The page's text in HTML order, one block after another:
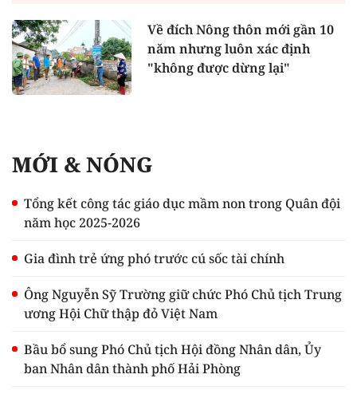
Về đích Nông thôn mới gần 10
năm nhưng luôn xác định
"không được dừng lại"
MỚI & NÓNG
Tổng kết công tác giáo dục mầm non trong Quân đội
năm học 2025-2026
Gia đình trẻ ứng phó trước cú sốc tài chính
Ông Nguyễn Sỹ Trường giữ chức Phó Chủ tịch Trung
ương Hội Chữ thập đỏ Việt Nam
Bầu bổ sung Phó Chủ tịch Hội đồng Nhân dân, Ủy
ban Nhân dân thành phố Hải Phòng